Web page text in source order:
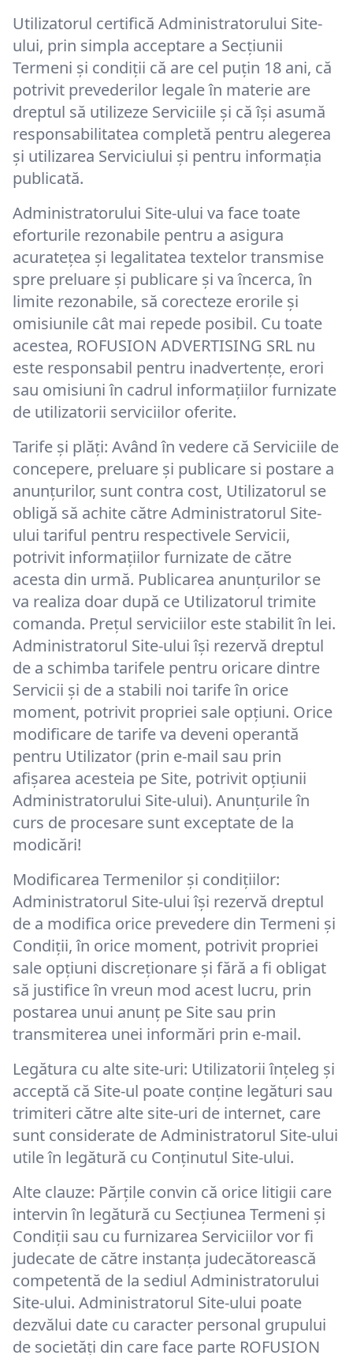
Utilizatorul certifică Administratorului Site-
ului, prin simpla acceptare a Secțiunii
Termeni și condiții că are cel puțin 18 ani, că
potrivit prevederilor legale în materie are
dreptul să utilizeze Serviciile și că își asumă
responsabilitatea completă pentru alegerea
și utilizarea Serviciului și pentru informația
publicată.
Administratorului Site-ului va face toate
eforturile rezonabile pentru a asigura
acuratețea şi legalitatea textelor transmise
spre preluare și publicare și va încerca, în
limite rezonabile, să corecteze erorile și
omisiunile cât mai repede posibil. Cu toate
acestea, ROFUSION ADVERTISING SRL nu
este responsabil pentru inadvertențe, erori
sau omisiuni în cadrul informațiilor furnizate
de utilizatorii serviciilor oferite.
Tarife și plăți: Având în vedere că Serviciile de
concepere, preluare și publicare si postare a
anunțurilor, sunt contra cost, Utilizatorul se
obligă să achite către Administratorul Site-
ului tariful pentru respectivele Servicii,
potrivit informațiilor furnizate de către
acesta din urmă. Publicarea anunțurilor se
va realiza doar după ce Utilizatorul trimite
comanda. Prețul serviciilor este stabilit în lei.
Administratorul Site-ului își rezervă dreptul
de a schimba tarifele pentru oricare dintre
Servicii și de a stabili noi tarife în orice
moment, potrivit propriei sale opțiuni. Orice
modificare de tarife va deveni operantă
pentru Utilizator (prin e-mail sau prin
afişarea acesteia pe Site, potrivit opțiunii
Administratorului Site-ului). Anunţurile în
curs de procesare sunt exceptate de la
modicări!
Modificarea Termenilor și condițiilor:
Administratorul Site-ului își rezervă dreptul
de a modifica orice prevedere din Termeni și
Condiții, în orice moment, potrivit propriei
sale opțiuni discreționare și fără a fi obligat
să justifice în vreun mod acest lucru, prin
postarea unui anunț pe Site sau prin
transmiterea unei informări prin e-mail.
Legătura cu alte site-uri: Utilizatorii înțeleg și
acceptă că Site-ul poate conține legături sau
trimiteri către alte site-uri de internet, care
sunt considerate de Administratorul Site-ului
utile în legătură cu Conținutul Site-ului.
Alte clauze: Părțile convin că orice litigii care
intervin în legătură cu Secțiunea Termeni și
Condiții sau cu furnizarea Serviciilor vor fi
judecate de către instanța judecătorească
competentă de la sediul Administratorului
Site-ului. Administratorul Site-ului poate
dezvălui date cu caracter personal grupului
de societăți din care face parte ROFUSION